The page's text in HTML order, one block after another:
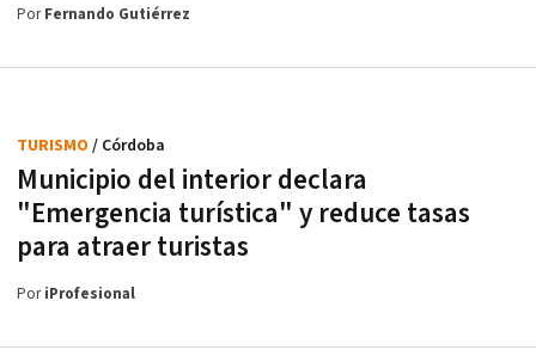
PorFernando Gutiérrez
Municipio del interior declara
"Emergencia turística" y reduce tasas
para atraer turistas
TURISMO / Córdoba
PoriProfesional